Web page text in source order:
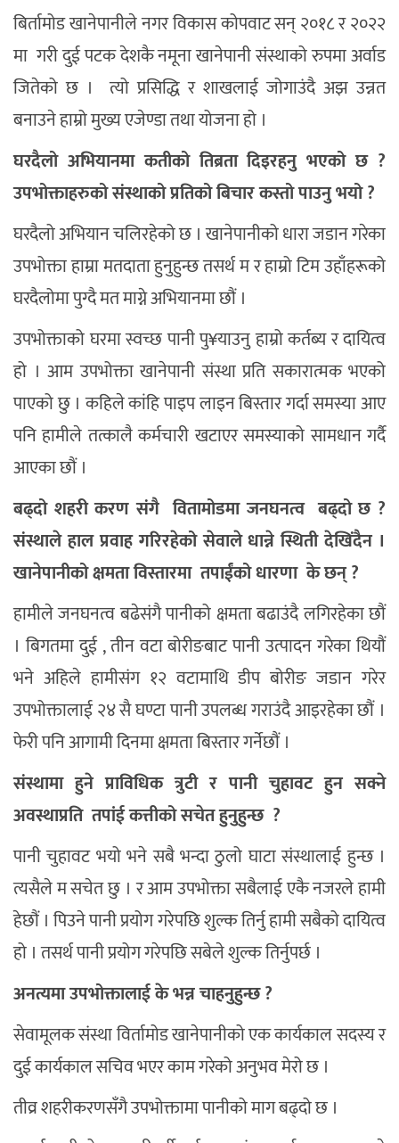
बिर्तामोड खानेपानीले नगर विकास कोपवाट सन् २०१८ र २०२२
मा गरी दुई पटक देशकै नमूना खानेपानी संस्थाको रुपमा अर्वाड
जितेको छ । त्यो प्रसिद्धि र शाखलाई जोगाउंदै अझ उन्नत
बनाउने हाम्रो मुख्य एजेण्डा तथा योजना हो ।
घरदैलो अभियानमा कतीको तिब्रता दिइरहनु भएको छ ?
उपभोक्ताहरुको संस्थाको प्रतिको बिचार कस्तो पाउनु भयो ?
घरदैलो अभियान चलिरहेको छ । खानेपानीको धारा जडान गरेका
उपभोक्ता हाम्रा मतदाता हुनुहुन्छ तसर्थ म र हाम्रो टिम उहाँहरूको
घरदैलोमा पुग्दै मत माग्ने अभियानमा छौं ।
उपभोक्ताको घरमा स्वच्छ पानी पु¥याउनु हाम्रो कर्तब्य र दायित्व
हो । आम उपभोक्ता खानेपानी संस्था प्रति सकारात्मक भएको
पाएको छु । कहिले कांहि पाइप लाइन बिस्तार गर्दा समस्या आए
पनि हामीले तत्कालै कर्मचारी खटाएर समस्याको सामधान गर्दै
आएका छौं ।
बढ्दो शहरी करण संगै वितामोडमा जनघनत्व बढ्दो छ ?
संस्थाले हाल प्रवाह गरिरहेको सेवाले धान्ने स्थिती देखिंदैन ।
खानेपानीको क्षमता विस्तारमा तपाईंको धारणा के छन् ?
हामीले जनघनत्व बढेसंगै पानीको क्षमता बढाउंदै लगिरहेका छौं
। बिगतमा दुई , तीन वटा बोरीङबाट पानी उत्पादन गरेका थियौं
भने अहिले हामीसंग १२ वटामाथि डीप बोरीङ जडान गरेर
उपभोक्तालाई २४ सै घण्टा पानी उपलब्ध गराउंदै आइरहेका छौं ।
फेरी पनि आगामी दिनमा क्षमता बिस्तार गर्नेछौं ।
संस्थामा हुने प्राविधिक त्रुटी र पानी चुहावट हुन सक्ने
अवस्थाप्रति तपांई कत्तीको सचेत हुनुहुन्छ ?
पानी चुहावट भयो भने सबै भन्दा ठुलो घाटा संस्थालाई हुन्छ ।
त्यसैले म सचेत छु । र आम उपभोक्ता सबैलाई एकै नजरले हामी
हेछौं । पिउने पानी प्रयोग गरेपछि शुल्क तिर्नु हामी सबैको दायित्व
हो । तसर्थ पानी प्रयोग गरेपछि सबेले शुल्क तिर्नुपर्छ ।
अनत्यमा उपभोक्तालाई के भन्न चाहनुहुन्छ ?
सेवामूलक संस्था विर्तामोड खानेपानीको एक कार्यकाल सदस्य र
दुई कार्यकाल सचिव भएर काम गरेको अनुभव मेरो छ ।
तीव्र शहरीकरणसँगै उपभोक्तामा पानीको माग बढ्दो छ ।